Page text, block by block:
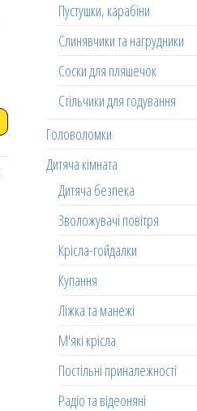
Пустушки, карабіни
Слинявчики та нагрудники
Соски для пляшечок
Стільчики для годування
Головоломки
Дитяча кімната
Дитяча безпека
Зволожувачі повітря
Крісла-гойдалки
Купання
Ліжка та манежі
М'які крісла
Постільні приналежності
Радіо та відеоняні